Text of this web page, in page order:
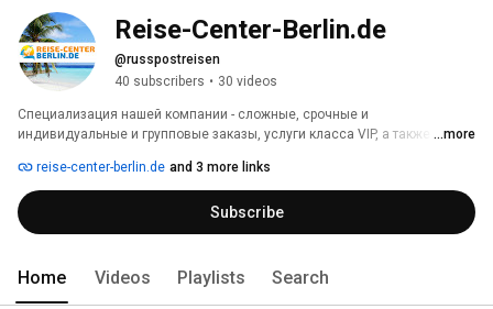
Reise-Center-Berlin.de
@russpostreisen
40 subscribers • 30 videos
Специализация нашей компании - сложные, срочные и
индивидуальные и групповые заказы, услуги класса VIP, а также
...more
reise-center-berlin.de and 3 more links
Subscribe
Home Videos Playlists Search